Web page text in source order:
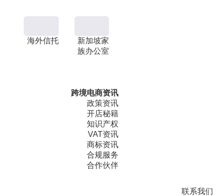
海外信托
新加坡家
族办公室
跨境电商资讯
政策资讯
开店秘籍
知识产权
VAT资讯
商标资讯
合规服务
合作伙伴
联系我们